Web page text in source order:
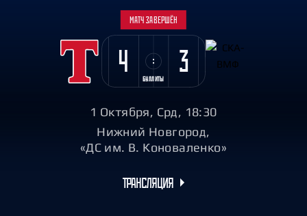
МАТЧ ЗАВЕРШЁН
4 3
БУЛЛИТЫ
1 Октября, Срд, 18:30
Нижний Новгород,
«ДС им. В. Коноваленко»
ТРАНСЛЯЦИЯ